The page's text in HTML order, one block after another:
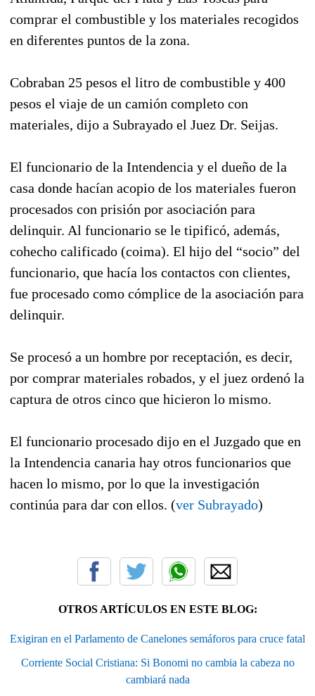
comprar el combustible y los materiales recogidos
en diferentes puntos de la zona.
Cobraban 25 pesos el litro de combustible y 400
pesos el viaje de un camión completo con
materiales, dijo a Subrayado el Juez Dr. Seijas.
El funcionario de la Intendencia y el dueño de la
casa donde hacían acopio de los materiales fueron
procesados con prisión por asociación para
delinquir. Al funcionario se le tipificó, además,
cohecho calificado (coima). El hijo del “socio” del
funcionario, que hacía los contactos con clientes,
fue procesado como cómplice de la asociación para
delinquir.
Se procesó a un hombre por receptación, es decir,
por comprar materiales robados, y el juez ordenó la
captura de otros cinco que hicieron lo mismo.
El funcionario procesado dijo en el Juzgado que en
la Intendencia canaria hay otros funcionarios que
hacen lo mismo, por lo que la investigación
continúa para dar con ellos. (ver Subrayado)
OTROS ARTÍCULOS EN ESTE BLOG:
Exigiran en el Parlamento de Canelones semáforos para cruce fatal
Corriente Social Cristiana: Si Bonomi no cambia la cabeza no
cambiará nada